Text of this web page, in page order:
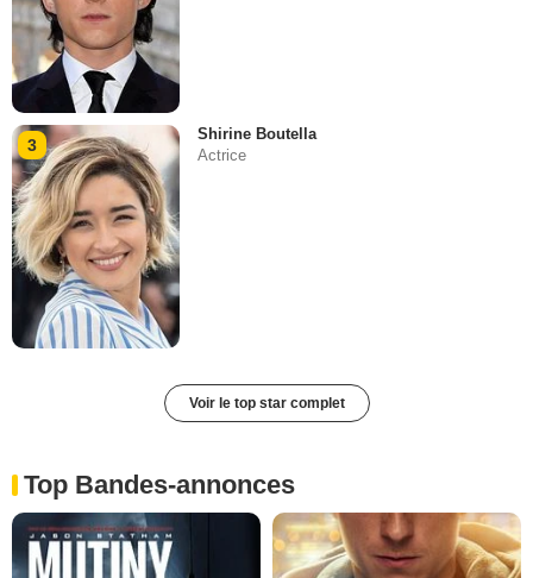
3
Shirine Boutella
Actrice
Voir le top star complet
Top Bandes-annonces